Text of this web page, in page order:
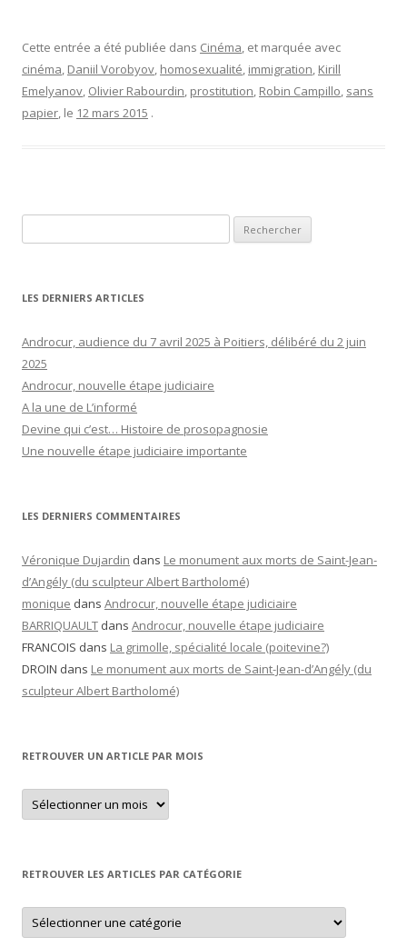
Cette entrée a été publiée dans Cinéma, et marquée avec
cinéma, Daniil Vorobyov, homosexualité, immigration, Kirill
Emelyanov, Olivier Rabourdin, prostitution, Robin Campillo, sans
papier, le 12 mars 2015 .
LES DERNIERS ARTICLES
Androcur, audience du 7 avril 2025 à Poitiers, délibéré du 2 juin
2025
Androcur, nouvelle étape judiciaire
A la une de L’informé
Devine qui c’est… Histoire de prosopagnosie
Une nouvelle étape judiciaire importante
LES DERNIERS COMMENTAIRES
Véronique Dujardin dans Le monument aux morts de Saint-Jean-
d’Angély (du sculpteur Albert Bartholomé)
monique dans Androcur, nouvelle étape judiciaire
BARRIQUAULT dans Androcur, nouvelle étape judiciaire
FRANCOIS dans La grimolle, spécialité locale (poitevine?)
DROIN dans Le monument aux morts de Saint-Jean-d’Angély (du
sculpteur Albert Bartholomé)
RETROUVER UN ARTICLE PAR MOIS
Retrouver
un
article
RETROUVER LES ARTICLES PAR CATÉGORIE
Retrouver
les
articles